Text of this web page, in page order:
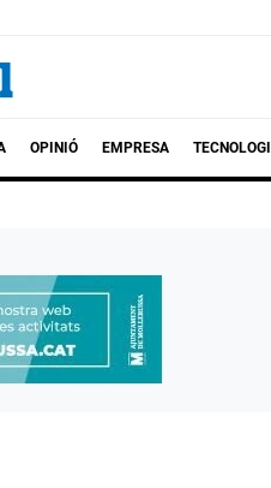
OPINIÓ EMPRESA